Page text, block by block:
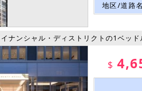
地区/道路
ナンシャル・ディストリクトの1ベッ
$